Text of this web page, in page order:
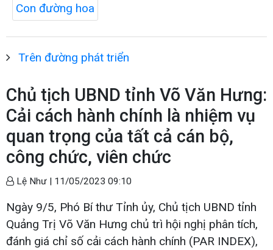
Con đường hoa
Trên đường phát triển
Chủ tịch UBND tỉnh Võ Văn Hưng:
Cải cách hành chính là nhiệm vụ
quan trọng của tất cả cán bộ,
công chức, viên chức
Lệ Như | 11/05/2023 09:10
Ngày 9/5, Phó Bí thư Tỉnh ủy, Chủ tịch UBND tỉnh
Quảng Trị Võ Văn Hưng chủ trì hội nghị phân tích,
đánh giá chỉ số cải cách hành chính (PAR INDEX),